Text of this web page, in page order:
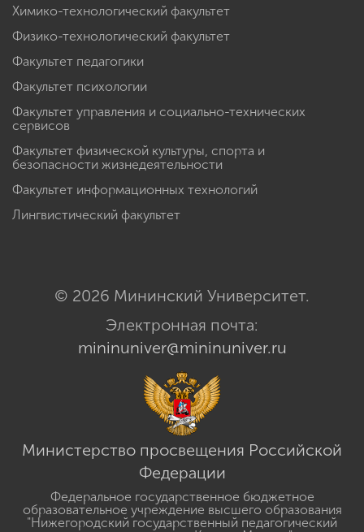
Химико-технологический факультет
Физико-технологический факультет
Факультет педагогики
Факультет психологии
Факультет управления и социально-технических
сервисов
Факультет физической культуры, спорта и
безопасности жизнедеятельности
Факультет информационных технологий
Лингвистический факультет
© 2026 Мининский Университет.
Электронная почта:
mininuniver@mininuniver.ru
Министерство просвещения Российской
Федерации
Федеральное государственное бюджетное
образовательное учреждение высшего образования
"Нижегородский государственный педагогический